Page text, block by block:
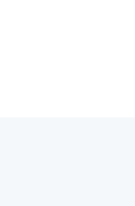
entier